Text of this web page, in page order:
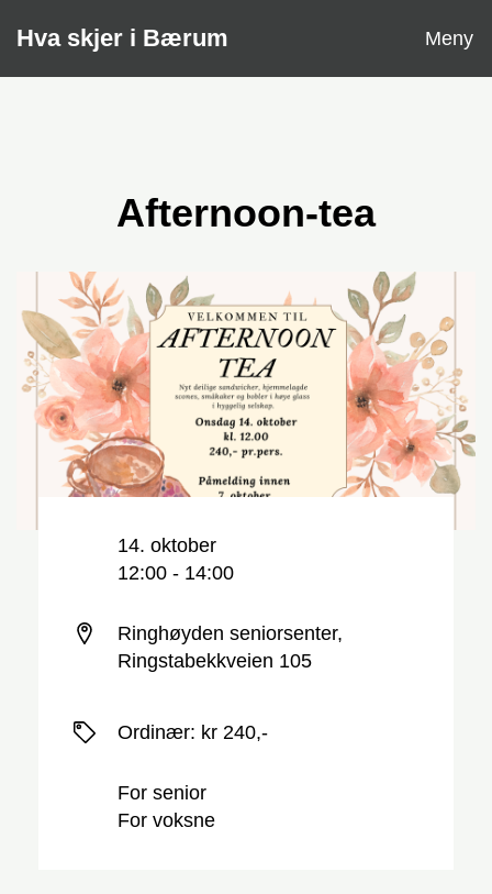
Hva skjer i Bærum Meny
Afternoon-tea
14. oktober
12:00 - 14:00
Ringhøyden seniorsenter,
Ringstabekkveien 105
Ordinær: kr 240,-
For senior
For voksne